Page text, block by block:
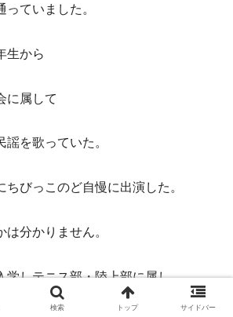
ていました。
生から
に属して
を歌っていた。
びっこのど自慢に出演した。
分かりません。
学しテニス部・陸上部に属し
検索 トップ サイドバー